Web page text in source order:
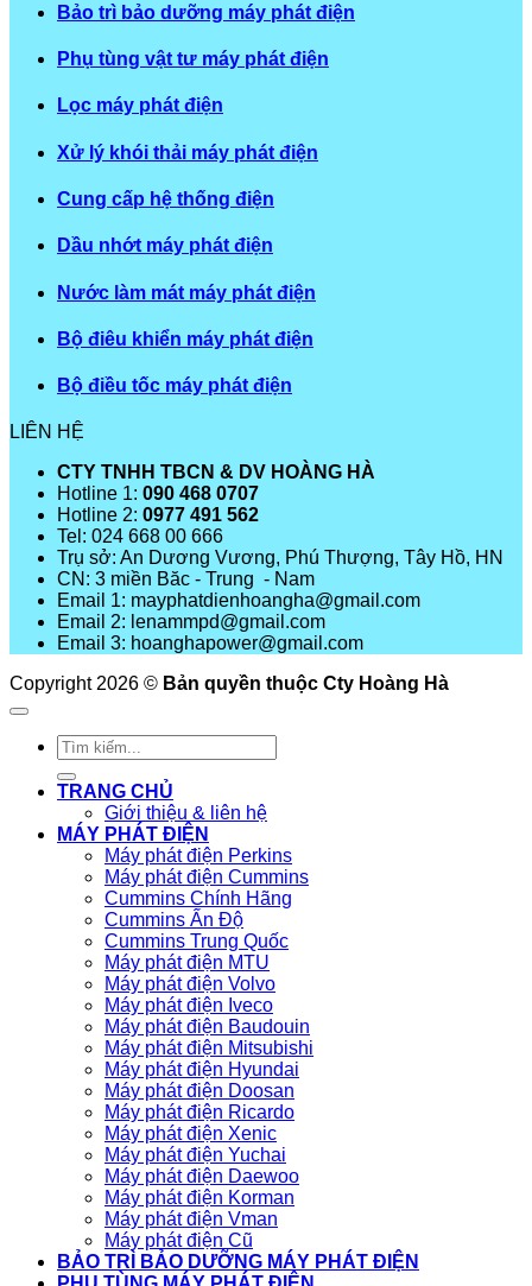
Bảo trì bảo dưỡng máy phát điện
Phụ tùng vật tư máy phát điện
Lọc máy phát điện
Xử lý khói thải máy phát điện
Cung cấp hệ thống điện
Dầu nhớt máy phát điện
Nước làm mát máy phát điện
Bộ điêu khiển máy phát điện
Bộ điều tốc máy phát điện
LIÊN HỆ
CTY TNHH TBCN & DV HOÀNG HÀ
Hotline 1: 090 468 0707
Hotline 2: 0977 491 562
Tel: 024 668 00 666
Trụ sở: An Dương Vương, Phú Thượng, Tây Hồ, HN
CN: 3 miền Băc - Trung - Nam
Email 1: mayphatdienhoangha@gmail.com
Email 2: lenammpd@gmail.com
Email 3: hoanghapower@gmail.com
Copyright 2026 © Bản quyền thuộc Cty Hoàng Hà
Tìm
kiếm:
TRANG CHỦ
Giới thiệu & liên hệ
MÁY PHÁT ĐIỆN
Máy phát điện Perkins
Máy phát điện Cummins
Cummins Chính Hãng
Cummins Ấn Độ
Cummins Trung Quốc
Máy phát điện MTU
Máy phát điện Volvo
Máy phát điện Iveco
Máy phát điện Baudouin
Máy phát điện Mitsubishi
Máy phát điện Hyundai
Máy phát điện Doosan
Máy phát điện Ricardo
Máy phát điện Xenic
Máy phát điện Yuchai
Máy phát điện Daewoo
Máy phát điện Korman
Máy phát điện Vman
Máy phát điện Cũ
BẢO TRÌ BẢO DƯỠNG MÁY PHÁT ĐIỆN